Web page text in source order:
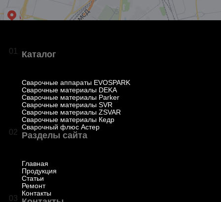
01 Каталог
Сварочные аппараты EVOSPARK
Сварочные материалы DEKA
Сварочные материалы Parker
Сварочные материалы SVR
Сварочные материалы ZSVAR
Сварочные материалы Кедр
Сварочный флюс Астер
02 Разделы сайта
Главная
Продукция
Статьи
Ремонт
Контакты
03